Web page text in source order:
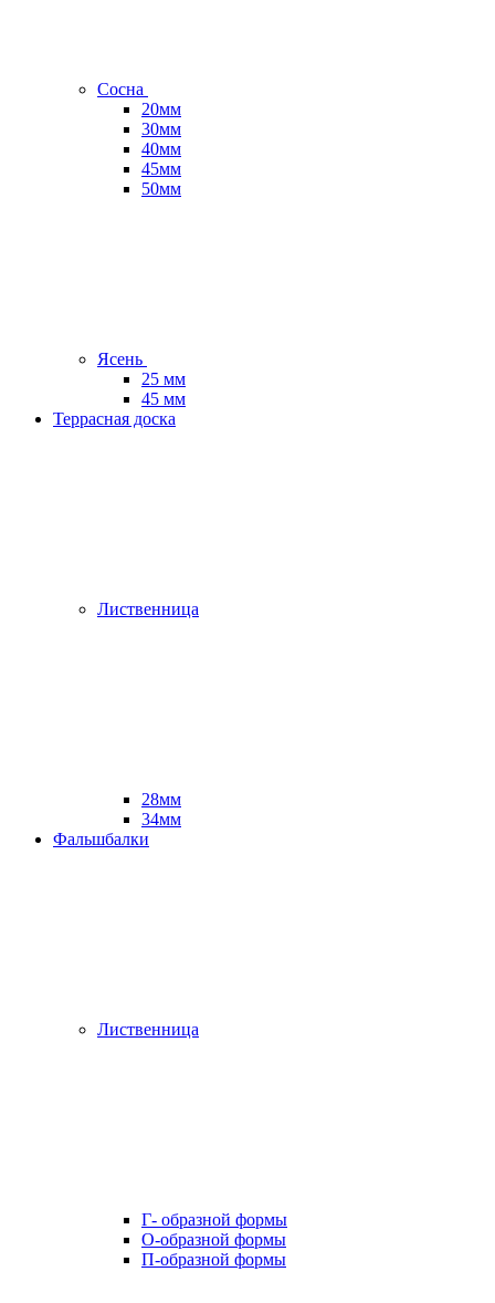
Сосна
20мм
30мм
40мм
45мм
50мм
Ясень
25 мм
45 мм
Террасная доска
Лиственница
28мм
34мм
Фальшбалки
Лиственница
Г- образной формы
О-образной формы
П-образной формы